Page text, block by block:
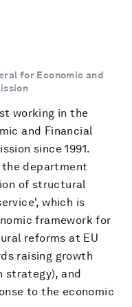
for Economic and
working in the
and Financial
since 1991.
the department
of structural
which is
framework for
reforms at EU
raising growth
strategy), and
to the economic